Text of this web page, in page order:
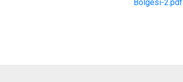
Bolgesi-2.pdf